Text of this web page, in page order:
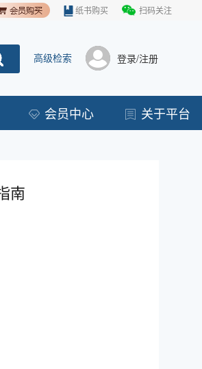
纸书购买 扫码关注
高级检索 登录/注册
会员中心 关于平台
南